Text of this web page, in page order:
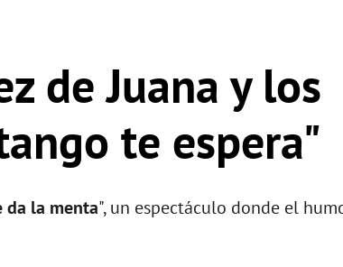
de Juana y los
te espera"
da la menta", un espectáculo donde el